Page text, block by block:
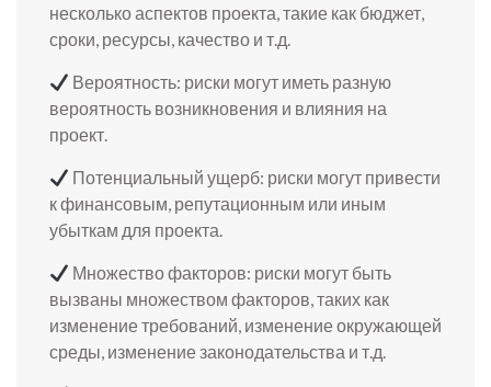
несколько аспектов проекта, такие как бюджет,
сроки, ресурсы, качество и т.д.
Вероятность: риски могут иметь разную
вероятность возникновения и влияния на
проект.
Потенциальный ущерб: риски могут привести
к финансовым, репутационным или иным
убыткам для проекта.
Множество факторов: риски могут быть
вызваны множеством факторов, таких как
изменение требований, изменение окружающей
среды, изменение законодательства и т.д.